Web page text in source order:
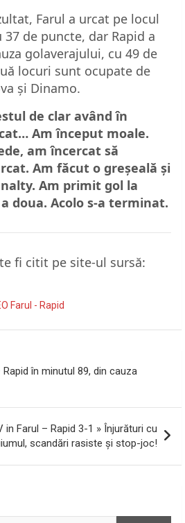
Farul a urcat pe locul
de puncte, dar Rapid a
golaverajului, cu 49 de
locuri sunt ocupate de
și Dinamo.
de clar având în
Am început moale.
am încercat să
Am făcut o greșeală și
Am primit gol la
doua. Acolo s-a terminat.
fi citit pe site-ul sursă:
Farul - Rapid
în minutul 89, din cauza
in Farul – Rapid 3-1 » Înjurături cu
scandări rasiste și stop-joc!